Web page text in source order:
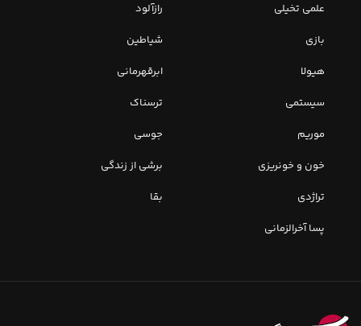
علمی تخیلی
رازآلود
بازی
شیاطین
هیولا
ابرقهرمانی
سیستمی
ترسناک
موریم
جوسی
خون و خونریزی
برشی از زندگی
تراژدی
بقا
پسا آخرالزمانی